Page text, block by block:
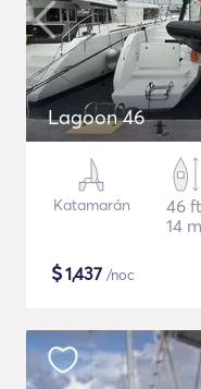
Lagoon 46
Katamarán
46 ft
14 m
$1,437 /noc